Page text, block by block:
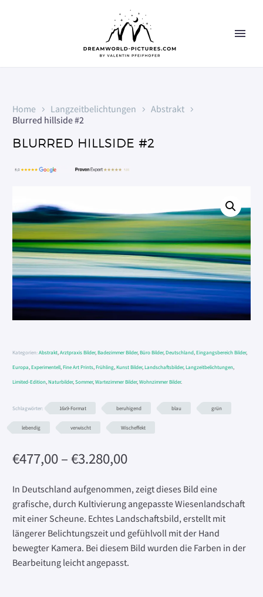
Home Langzeitbelichtungen
Abstrakt
Blurred hillside #2
BLURRED HILLSIDE #2
Kategorien:Abstrakt Arztpraxis Bilder, Badezimmer Bilder, Büro Bilder, Deutschland Eingangsbereich Bilder,
Europa Experimentell Fine Art Prints Frühling Kunst Bilder, Landschaftsbilder, Langzeitbelichtungen
Limited-Edition Naturbilder, Sommer, Wartezimmer Bilder, Wohnzimmer Bilder.
Schlagwörter: 16x9-Format beruhigend blau grün
lebendig verwischt Wischeffekt
€477,00–€3.280,00Preisspanne:
bis
€3.280,00
In Deutschland aufgenommen, zeigt dieses Bild eine
grafische, durch Kultivierung angepasste Wiesenlandschaft
mit einer Scheune. Echtes Landschaftsbild, erstellt mit
längerer Belichtungszeit und gefühlvoll mit der Hand
bewegter Kamera. Bei diesem Bild wurden die Farben in der
Bearbeitung leicht angepasst.